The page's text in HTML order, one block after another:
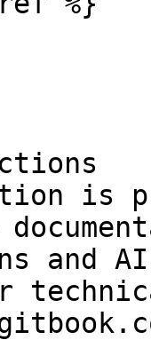
is
and